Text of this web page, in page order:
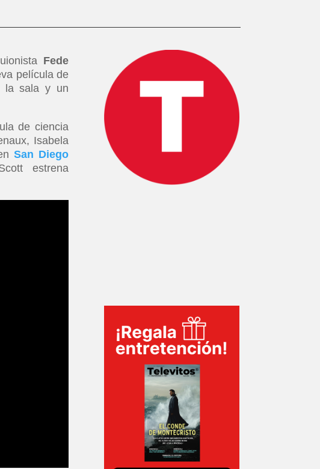
Fede
película de
la sala y un
de ciencia
Isabela
San Diego
estrena